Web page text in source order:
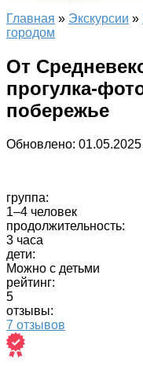
Главная » Экскурсии »
городом
От
прогулка-
побережье
Обновлено: 01.05.2025
группа:
1–4 человек
продолжительность:
3 часа
дети:
Можно с детьми
рейтинг:
5
отзывы:
7 отзывов